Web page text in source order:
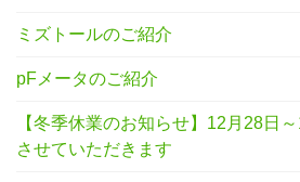
ミズトールのご紹介
pFメータのご紹介
【冬季休業のお知らせ】12月28日
させていただきます